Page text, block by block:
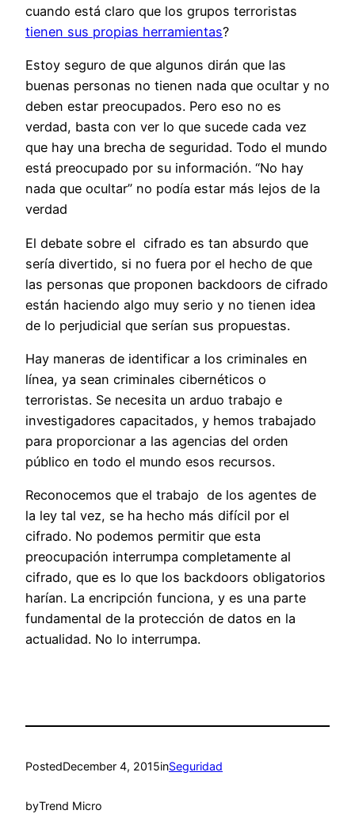
cuando está claro que los grupos terroristas
tienen sus propias herramientas?
Estoy seguro de que algunos dirán que las
buenas personas no tienen nada que ocultar y no
deben estar preocupados. Pero eso no es
verdad, basta con ver lo que sucede cada vez
que hay una brecha de seguridad. Todo el mundo
está preocupado por su información. “No hay
nada que ocultar” no podía estar más lejos de la
verdad
El debate sobre el cifrado es tan absurdo que
sería divertido, si no fuera por el hecho de que
las personas que proponen backdoors de cifrado
están haciendo algo muy serio y no tienen idea
de lo perjudicial que serían sus propuestas.
Hay maneras de identificar a los criminales en
línea, ya sean criminales cibernéticos o
terroristas. Se necesita un arduo trabajo e
investigadores capacitados, y hemos trabajado
para proporcionar a las agencias del orden
público en todo el mundo esos recursos.
Reconocemos que el trabajo de los agentes de
la ley tal vez, se ha hecho más difícil por el
cifrado. No podemos permitir que esta
preocupación interrumpa completamente al
cifrado, que es lo que los backdoors obligatorios
harían. La encripción funciona, y es una parte
fundamental de la protección de datos en la
actualidad. No lo interrumpa.
PostedDecember 4, 2015inSeguridad
byTrend Micro